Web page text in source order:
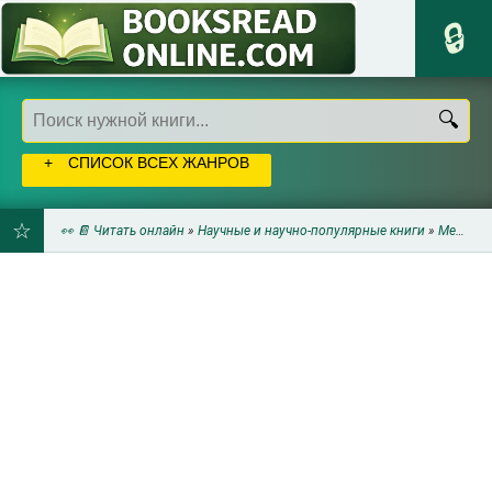
СПИСОК ВСЕХ ЖАНРОВ
👀 📔 Читать онлайн » Научные и научно-популярные книги » Медицина